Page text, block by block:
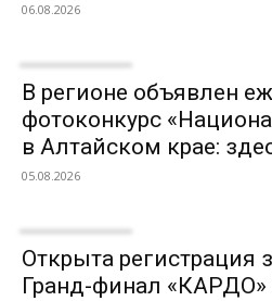
06.08.2026
В регионе объявлен
фотоконкурс
в Алтайском крае:
05.08.2026
Открыта регистрация
Гранд-финал «КАРДО»